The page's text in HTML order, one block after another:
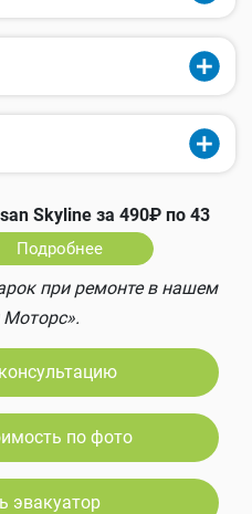
Skyline за 490₽ по 43
Подробнее
при ремонте в нашем
Моторс».
по фото
эвакуатор